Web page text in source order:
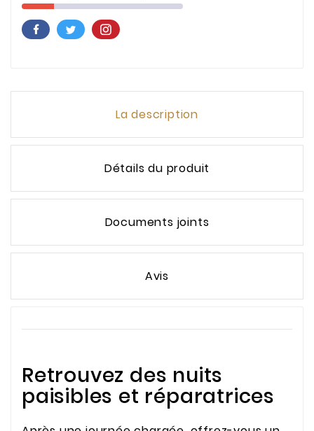
La description
Détails du produit
Documents joints
Avis
Retrouvez des nuits
paisibles et réparatrices